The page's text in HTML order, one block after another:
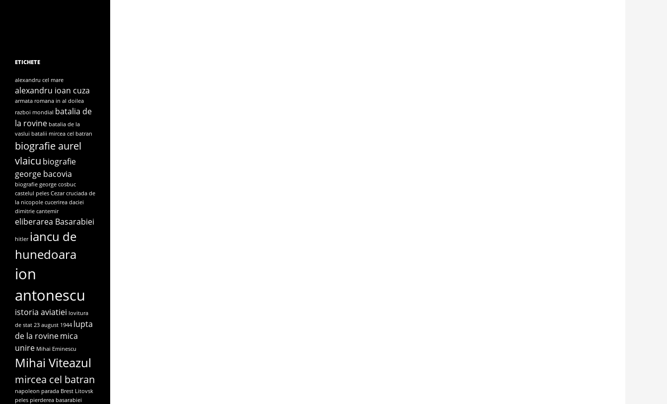
ETICHETE
alexandru cel mare
alexandru ioan cuza
armata romana in al doilea
razboi mondial batalia de
la rovine batalia de la
vaslui batalii mircea cel batran
biografie aurel
vlaicu biografie
george bacovia
biografie george cosbuc
castelul peles Cezar cruciada de
la nicopole cucerirea daciei
dimitrie cantemir
eliberarea Basarabiei
hitler iancu de
hunedoara
ion
antonescu
istoria aviatiei lovitura
de stat 23 august 1944 lupta
de la rovinemica
unire Mihai Eminescu
Mihai Viteazul
mircea cel batran
napoleon parada Brest Litovsk
peles pierderea basarabiei